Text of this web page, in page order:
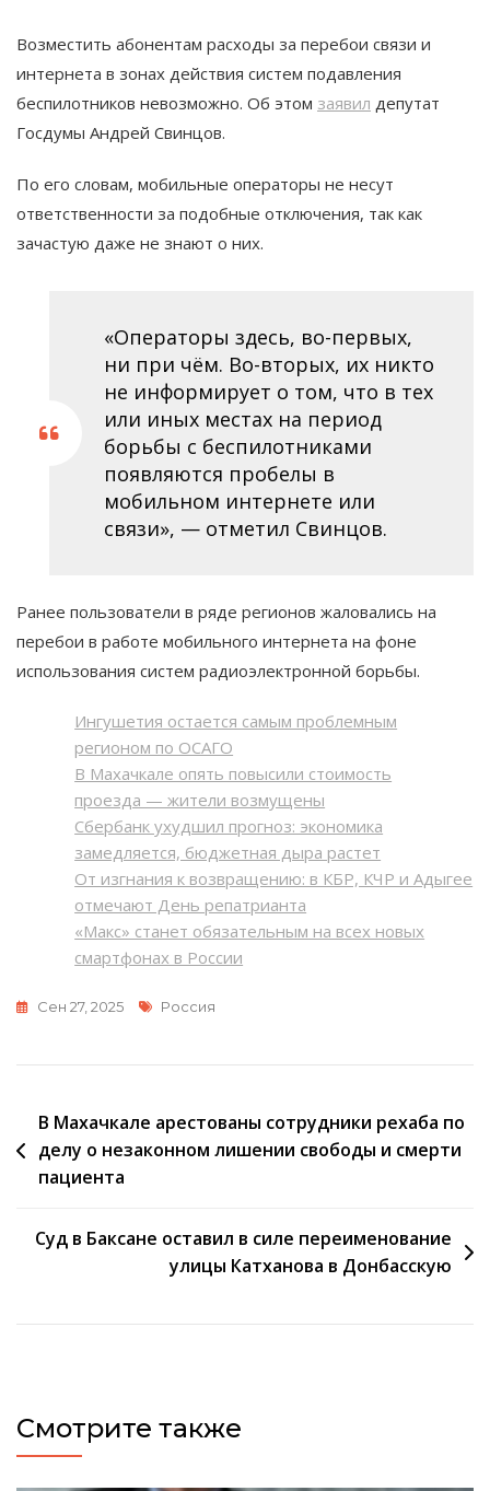
Возместить абонентам расходы за перебои связи и
интернета в зонах действия систем подавления
беспилотников невозможно. Об этом заявил депутат
Госдумы Андрей Свинцов.
По его словам, мобильные операторы не несут
ответственности за подобные отключения, так как
зачастую даже не знают о них.
«Операторы здесь, во-первых,
ни при чём. Во-вторых, их никто
не информирует о том, что в тех
или иных местах на период
борьбы с беспилотниками
появляются пробелы в
мобильном интернете или
связи», — отметил Свинцов.
Ранее пользователи в ряде регионов жаловались на
перебои в работе мобильного интернета на фоне
использования систем радиоэлектронной борьбы.
Ингушетия остается самым проблемным
регионом по ОСАГО
В Махачкале опять повысили стоимость
проезда — жители возмущены
Сбербанк ухудшил прогноз: экономика
замедляется, бюджетная дыра растет
От изгнания к возвращению: в КБР, КЧР и Адыгее
отмечают День репатрианта
«Макс» станет обязательным на всех новых
смартфонах в России
Сен 27, 2025 Метки
Россия
Навигация
по
записям
В Махачкале арестованы сотрудники рехаба по
делу о незаконном лишении свободы и смерти
пациента
Суд в Баксане оставил в силе переименование
улицы Катханова в Донбасскую
Смотрите также